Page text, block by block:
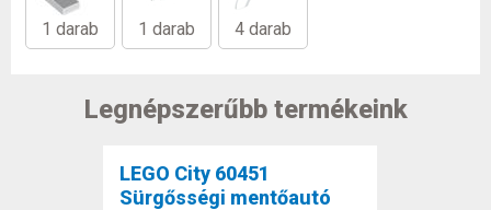
1 darab 1 darab 4 darab
Legnépszerűbb termékeink
LEGO City 60451
Sürgősségi mentőautó